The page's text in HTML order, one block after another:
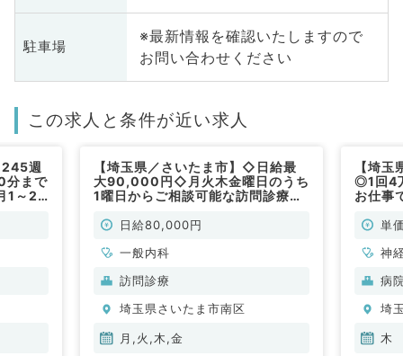
駐車場
※最新情報を確認いたしますので
お問い合わせください
この求人と条件が近い求人
週
分まで
1～2
【埼玉県／さいたま市】◇日給最
大90,000円◇月火木金曜日のうち
1曜日からご相談可能な訪問診療求
日給80,000円
一般内科
訪問診療
埼玉県さいたま市南区
月,火,木,金
【埼
◎1回4
お仕事
非常勤
単
神
科
内
病
埼
木